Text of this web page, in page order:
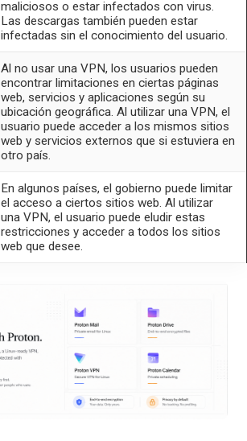
maliciosos o estar infectados con virus.
Las descargas también pueden estar
infectadas sin el conocimiento del usuario.
Al no usar una VPN, los usuarios pueden
encontrar limitaciones en ciertas páginas
web, servicios y aplicaciones según su
ubicación geográfica. Al utilizar una VPN, el
usuario puede acceder a los mismos sitios
web y servicios externos que si estuviera en
otro país.
En algunos países, el gobierno puede limitar
el acceso a ciertos sitios web. Al utilizar
una VPN, el usuario puede eludir estas
restricciones y acceder a todos los sitios
web que desee.